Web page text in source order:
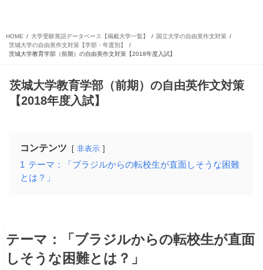
HOME 大学受験英語データベース【掲載大学一覧】
国立大学の自由英作文対策
茨城大学の自由英作文対策【学部・年度別】
茨城大学教育学部（前期）の自由英作文対策【2018年度入試】
茨城大学教育学部（前期）の自由英作文対策
【2018年度入試】
コンテンツ 非表示
1 テーマ：「ブラジルからの転校生が直面しそうな困難
とは？」
テーマ：「ブラジルからの転校生が直面
しそうな困難とは？」